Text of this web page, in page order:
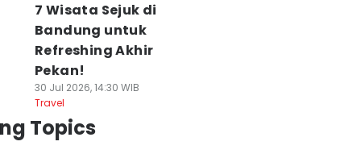
7 Wisata Sejuk di
Bandung untuk
Refreshing Akhir
Pekan!
30 Jul 2026, 14:30 WIB
Travel
Topics